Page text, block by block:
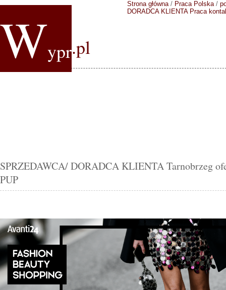
Wypr.pl
Strona główna/ Praca Polska/
DORADCA KLIENTA Praca
SPRZEDAWCA/ DORADCA KLIENTA Tarnobrzeg
PUP